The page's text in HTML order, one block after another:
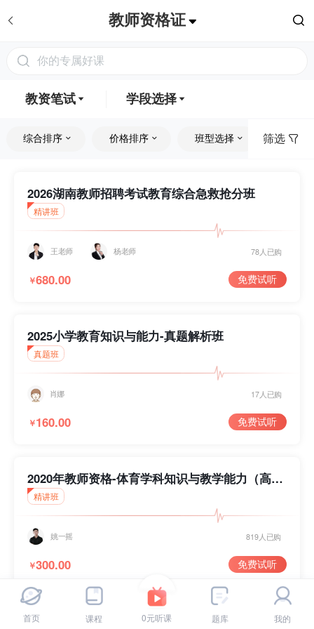
教师资格证
你的专属好课
教资笔试 学段选择
普通话
幼儿 高中
综合排序 价格排序 班型选择 课程类
人气
低到高
免费
付费
套餐班
单科班
公开课
真题解析课
模块提示课
刷题突破课
2021
2020
筛选
2026湖南教师招聘考试教育综合急救抢分班
精讲班
王老师 杨老师 78人已购
￥680.00 免费试听
2025小学教育知识与能力-真题解析班
真题班
肖娜 17人已购
￥160.00 免费试听
2020年教师资格-体育学科知识与教学能力（高
中）-精讲班
精讲班
姚一摇 819人已购
￥300.00 免费试听
2020年教师资格-体育学科知识与教学能力（初
首页 课程 0元听课 题库 我的